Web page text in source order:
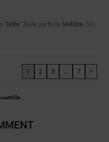
Taille: Taille parfaite Matière: 5/5
1 2 3 ... 7 >